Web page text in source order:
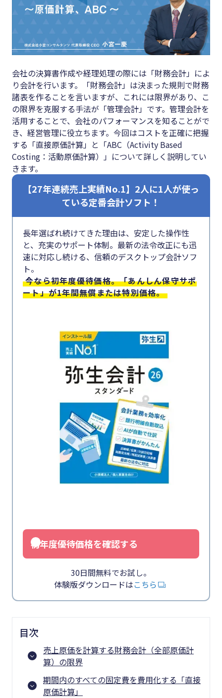
#DX
#採用
#人材育成
#店舗経営
#クラブオフ
無料で会計ソフトを試す
#人材育
#店舗経
#クラブ
オフ
会社の決算書作成や経理処理の際には「財務会計」によ
り会計を行います。「財務会計」は決まった規則で財務
諸表を作ることを言いますが、これには限界があり、こ
の限界を克服する手法が「管理会計」です。管理会計を
活用することで、会社のパフォーマンスを知ることがで
き、経営管理に役立ちます。今回はコストを正確に把握
する「直接原価計算」と「ABC（Activity Based
Costing：活動原価計算）」について詳しく説明してい
きます。
【27年連続売上実績No.1】2人に1人が使っ
ている定番会計ソフト！
長年選ばれ続けてきた理由は、安定した操作性
と、充実のサポート体制。最新の法令改正にも迅
速に対応し続ける、信頼のデスクトップ会計ソフ
ト。
今なら初年度優待価格。「あんしん保守サポ
ート」が1年間無償または特別価格。
初年度優待価格を確認する
30日間無料でお試し。
体験版ダウンロードはこちら
目次
売上原価を計算する財務会計（全部原価計
算）の限界
期間内のすべての固定費を費用化する「直接
原価計算」